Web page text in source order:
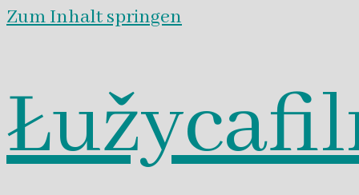
Zum Inhalt springen